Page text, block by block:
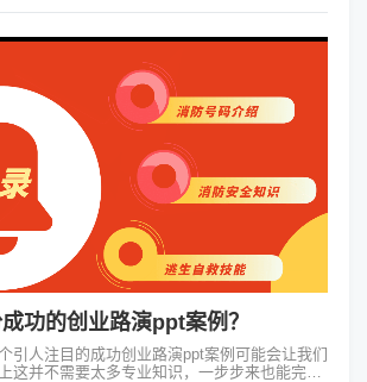
功的创业路演ppt案例？
引人注目的成功创业路演ppt案例可能会让我们
这并不需要太多专业知识，一步步来也能完成